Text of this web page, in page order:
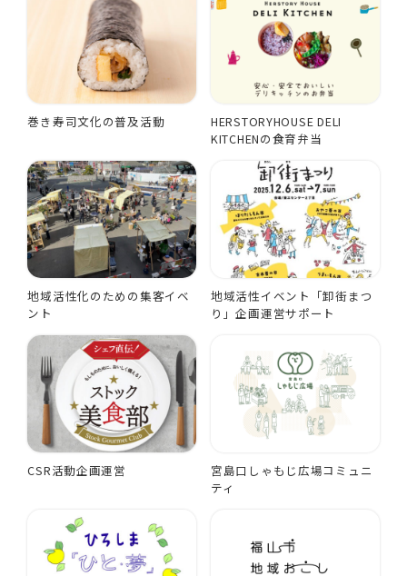
巻き寿司文化の普及活動
HERSTORYHOUSE DELI
KITCHENの食育弁当
地域活性化のための集客イベ
ント
地域活性イベント「卸街まつ
り」企画運営サポート
CSR活動企画運営
宮島口しゃもじ広場コミュニ
ティ